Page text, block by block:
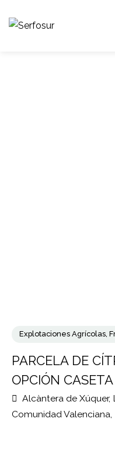
Explotaciones Agrícolas
PARCELA DE
OPCIÓN